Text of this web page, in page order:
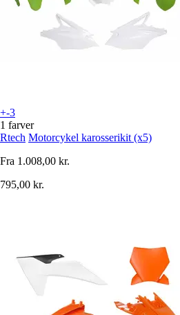
+-3
1 farver
Rtech Motorcykel karosserikit (x5)
Fra 1.008,00 kr.
795,00 kr.